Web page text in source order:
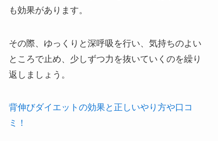
も効果があります。
その際、ゆっくりと深呼吸を行い、気持ちのよい
ところで止め、少しずつ力を抜いていくのを繰り
返しましょう。
背伸びダイエットの効果と正しいやり方や口コ
ミ！